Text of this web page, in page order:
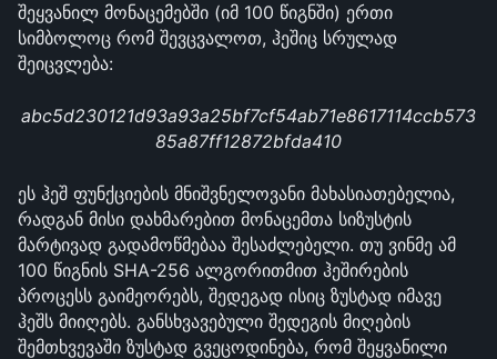
შეყვანილ მონაცემებში (იმ 100 წიგნში) ერთი
სიმბოლოც რომ შევცვალოთ, ჰეშიც სრულად
შეიცვლება:
abc5d230121d93a93a25bf7cf54ab71e8617114ccb573
85a87ff12872bfda410
ეს ჰეშ ფუნქციების მნიშვნელოვანი მახასიათებელია,
რადგან მისი დახმარებით მონაცემთა სიზუსტის
მარტივად გადამოწმებაა შესაძლებელი. თუ ვინმე ამ
100 წიგნის SHA-256 ალგორითმით ჰეშირების
პროცესს გაიმეორებს, შედეგად ისიც ზუსტად იმავე
ჰეშს მიიღებს. განსხვავებული შედეგის მიღების
შემთხვევაში ზუსტად გვეცოდინება, რომ შეყვანილი